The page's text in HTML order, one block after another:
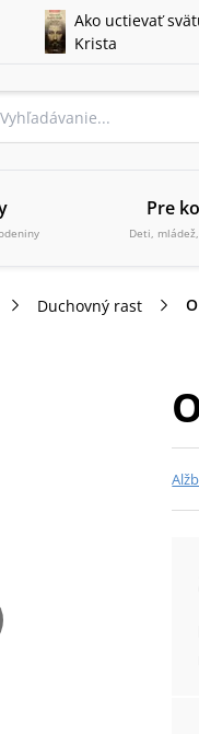
Ako uctievať
Krista
Pre
Deti,
Duchovný rast